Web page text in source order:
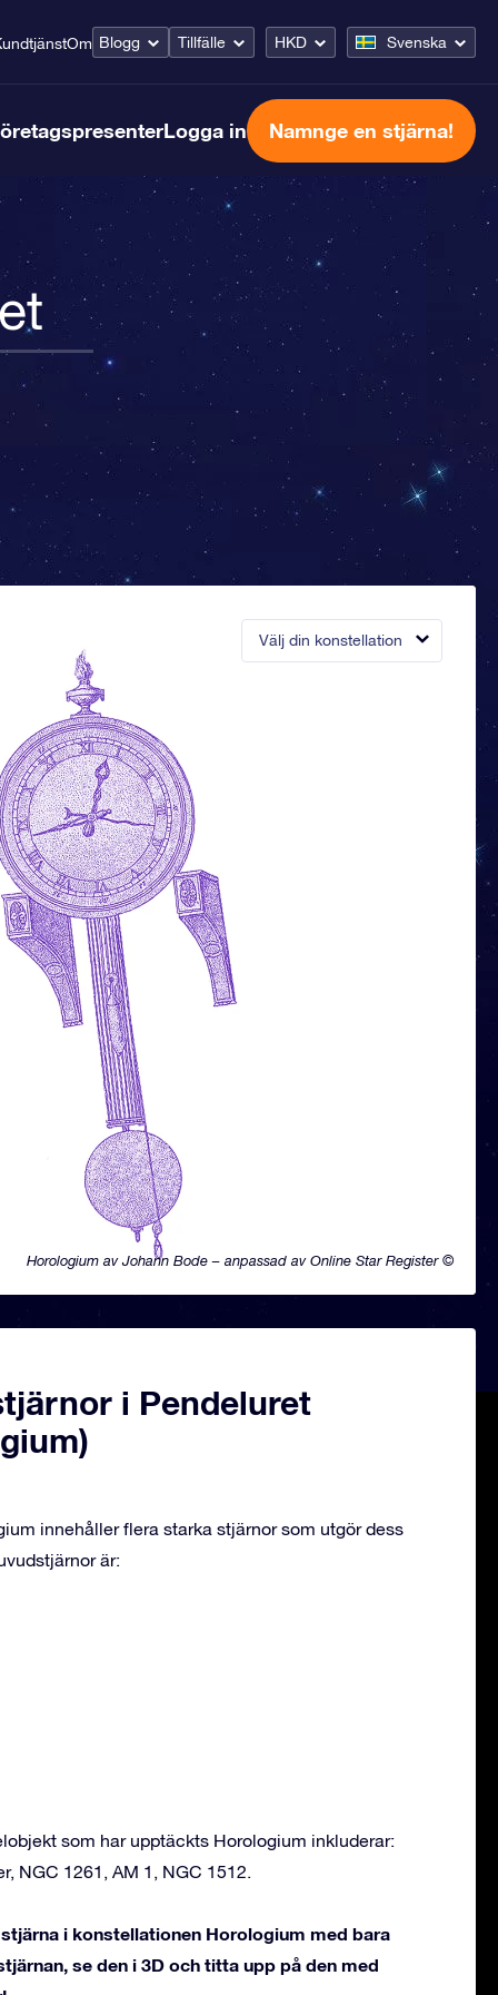
Om Blogg Tillfälle HKD Svenska
Logga in Namnge en stjärna!
Välj din konstellation
Horologium av Johann Bode – anpassad av Online Star Register ©
i Pendeluret
innehåller flera starka stjärnor som utgör dess
är:
som har upptäckts Horologium inkluderar:
NGC 1261, AM 1, NGC 1512.
i konstellationen Horologium med bara
se den i 3D och titta upp på den med